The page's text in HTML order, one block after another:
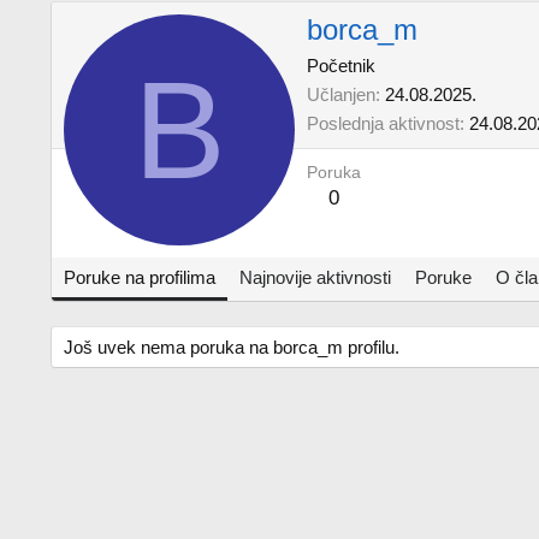
B
borca_m
Početnik
Učlanjen 24.08.2025.
Poslednja aktivnost
Poruka
0
Poruke na profilima Najnovije aktivnosti Poruke O
Još uvek nema poruka na borca_m profilu.